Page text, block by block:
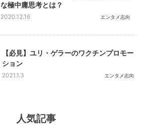
な極中庸思考とは？
2020.12.16 エンタメ志向
【必見】ユリ・ゲラーのワクチンプロモー
ション
2021.1.3 エンタメ志向
人気記事